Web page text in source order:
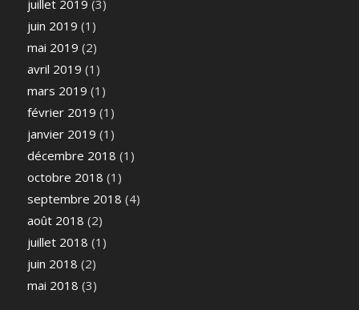
juillet 2019 (3)
juin 2019 (1)
mai 2019 (2)
avril 2019 (1)
mars 2019 (1)
février 2019 (1)
janvier 2019 (1)
décembre 2018 (1)
octobre 2018 (1)
septembre 2018 (4)
août 2018 (2)
juillet 2018 (1)
juin 2018 (2)
mai 2018 (3)